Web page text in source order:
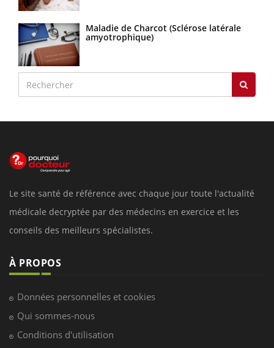
Maladie de Charcot (Sclérose latérale
amyotrophique)
Le site santé de référence avec chaque jour toute l'actualité
médicale decryptée par des médecins en exercice et les
conseils des meilleurs spécialistes.
À PROPOS
Données personnelles et cookies
Qui sommes-nous
Conditions d'utilisation